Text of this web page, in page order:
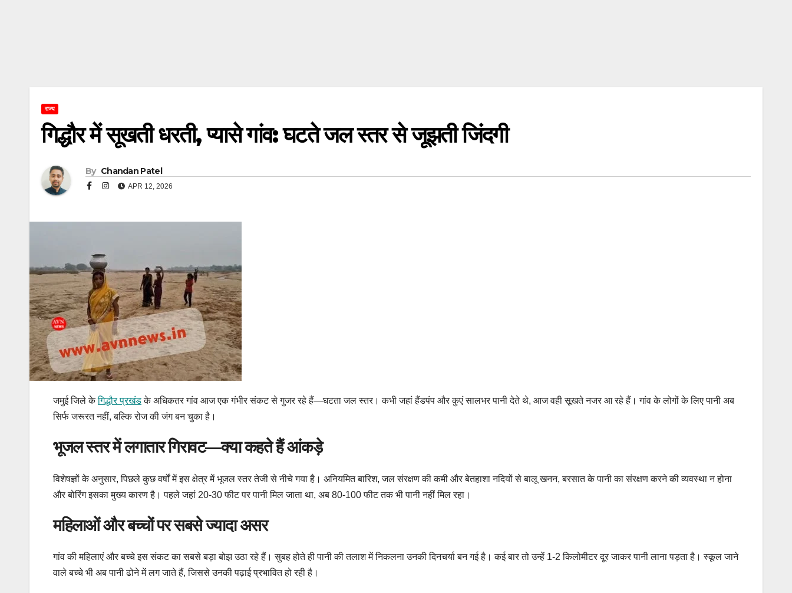
राज्य
गिद्धौर में सूखती धरती, प्यासे गांव: घटते जल स्तर से जूझती जिंदगी
By Chandan Patel
APR 12, 2026
जमुई जिले केगिद्धौर प्रखंडके अधिकतर गांव आज एक गंभीर संकट से गुजर रहे हैं—घटता जल स्तर। कभी जहां हैंडपंप और कुएं सालभर पानी देते थे, आज वही सूखते नजर आ रहे हैं। गांव के लोगों के लिए पानी अब
सिर्फ जरूरत नहीं, बल्कि रोज की जंग बन चुका है।
भूजल स्तर में लगातार गिरावट—क्या कहते हैं आंकड़े
विशेषज्ञों के अनुसार, पिछले कुछ वर्षों में इस क्षेत्र में भूजल स्तर तेजी से नीचे गया है। अनियमित बारिश, जल संरक्षण की कमी और बेतहाशा नदियों से बालू खनन, बरसात के पानी का संरक्षण करने की व्यवस्था न होना
और बोरिंग इसका मुख्य कारण है। पहले जहां 20-30 फीट पर पानी मिल जाता था, अब 80-100 फीट तक भी पानी नहीं मिल रहा।
महिलाओं और बच्चों पर सबसे ज्यादा असर
गांव की महिलाएं और बच्चे इस संकट का सबसे बड़ा बोझ उठा रहे हैं। सुबह होते ही पानी की तलाश में निकलना उनकी दिनचर्या बन गई है। कई बार तो उन्हें 1-2 किलोमीटर दूर जाकर पानी लाना पड़ता है। स्कूल जाने
वाले बच्चे भी अब पानी ढोने में लग जाते हैं, जिससे उनकी पढ़ाई प्रभावित हो रही है।